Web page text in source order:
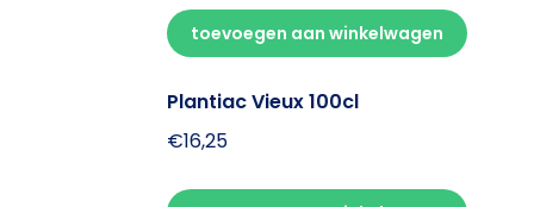
toevoegen aan winkelwagen
Plantiac Vieux 100cl
€16,25